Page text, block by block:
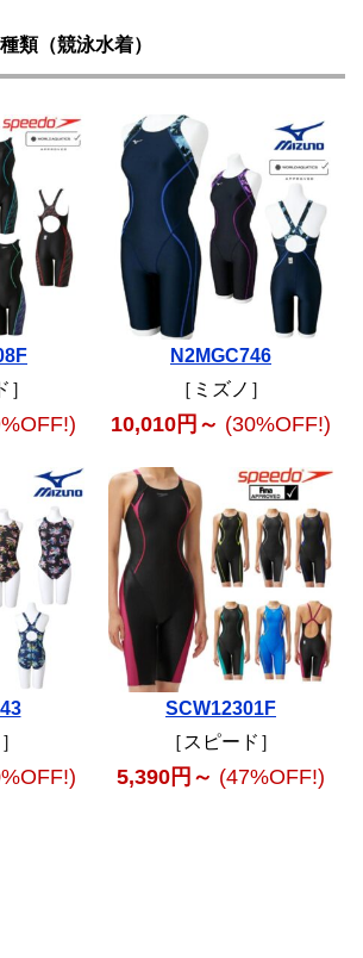
類（競泳水着）
］
N2MGC746
［ミズノ］
10,010円～ (30%OFF!)
SCW12301F
［スピード］
5,390円～ (47%OFF!)